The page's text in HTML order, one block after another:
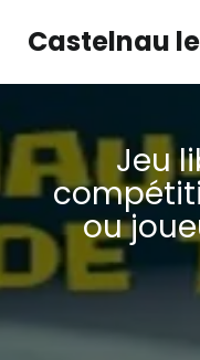
Castelnau le
Jeu
ou